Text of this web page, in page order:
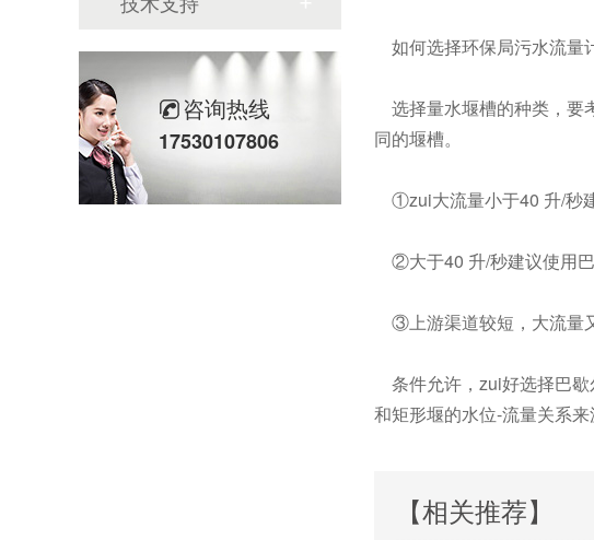
如何选择环保局污水流量
选择量水堰槽的种类，要
同的堰槽。
①zui大流量小于40 升/秒
②大于40 升/秒建议使用巴
③上游渠道较短，大流量
条件允许，zui好选择巴歇
和矩形堰的水位-流量关系
【相关推荐】
咨询热线
17530107806